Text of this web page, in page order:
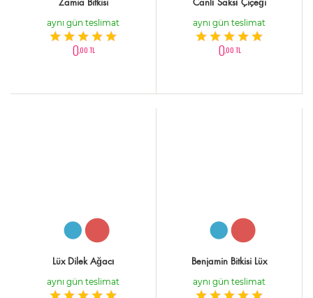
Zamia Bitkisi
aynı gün teslimat
0,00 TL
Canlı Saksı Çiçeği
aynı gün teslimat
0,00 TL
Lüx Dilek Ağacı
aynı gün teslimat
Benjamin Bitkisi Lüx
aynı gün teslimat